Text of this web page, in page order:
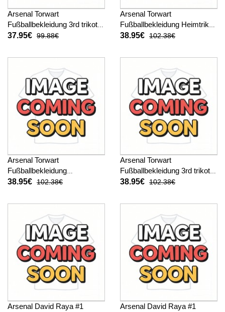
Arsenal Torwart
Fußballbekleidung 3rd trikot
2025-26 Kurzarm
37.95€ 99.88€
Arsenal Torwart
Fußballbekleidung Heimtrikot
2025-26 Langarm
38.95€ 102.38€
Arsenal Torwart
Fußballbekleidung
Auswärtstrikot 2025-26
38.95€ 102.38€
Arsenal Torwart
Fußballbekleidung 3rd trikot
2025-26 Langarm
38.95€ 102.38€
Arsenal David Raya #1
Arsenal David Raya #1